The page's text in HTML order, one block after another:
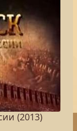
(2013)